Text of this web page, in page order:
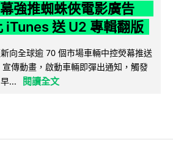
強推蜘蛛俠電影廣告
iTunes 送 U2 專輯翻版
向全球逾 70 個市場車輛中控熒幕推送
宣傳動畫，啟動車輛即彈出通知，觸發
...
閱讀全文